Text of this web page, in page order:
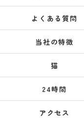
よくある質問
当社の特徴
猫
24時間
アクセス